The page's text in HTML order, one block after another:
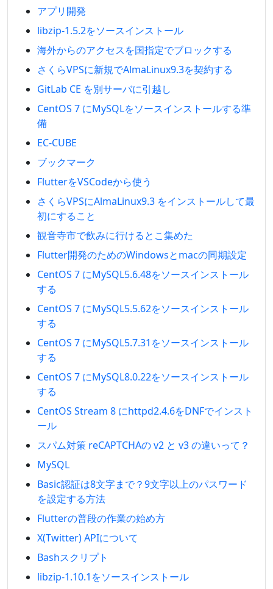
アプリ開発
libzip-1.5.2をソースインストール
海外からのアクセスを国指定でブロックする
さくらVPSに新規でAlmaLinux9.3を契約する
GitLab CE を別サーバに引越し
CentOS 7 にMySQLをソースインストールする準
備
EC-CUBE
ブックマーク
FlutterをVSCodeから使う
さくらVPSにAlmaLinux9.3 をインストールして最
初にすること
観音寺市で飲みに行けるとこ集めた
Flutter開発のためのWindowsとmacの同期設定
CentOS 7 にMySQL5.6.48をソースインストール
する
CentOS 7 にMySQL5.5.62をソースインストール
する
CentOS 7 にMySQL5.7.31をソースインストール
する
CentOS 7 にMySQL8.0.22をソースインストール
する
CentOS Stream 8 にhttpd2.4.6をDNFでインスト
ール
スパム対策 reCAPTCHAの v2 と v3 の違いって？
MySQL
Basic認証は8文字まで？9文字以上のパスワード
を設定する方法
Flutterの普段の作業の始め方
X(Twitter) APIについて
Bashスクリプト
libzip-1.10.1をソースインストール